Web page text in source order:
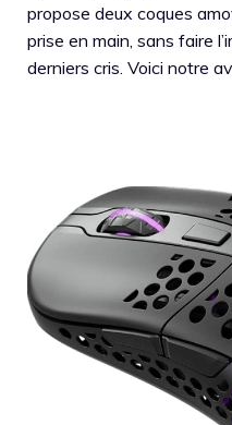
propose deux coques
prise en main, sans faire
derniers cris. Voici notre